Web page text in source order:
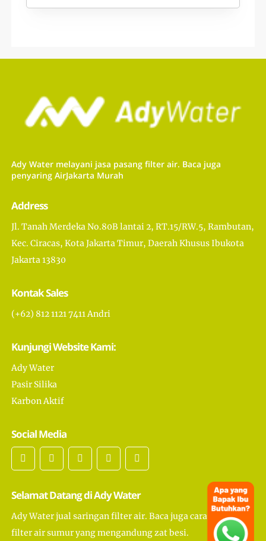
Ady Water melayani jasa pasang filter air. Baca juga
penyaring AirJakarta Murah
Address
Jl. Tanah Merdeka No.80B lantai 2, RT.15/RW.5, Rambutan,
Kec. Ciracas, Kota Jakarta Timur, Daerah Khusus Ibukota
Jakarta 13830
Kontak Sales
(+62) 812 1121 7411 Andri
Kunjungi Website Kami:
Ady Water
Pasir Silika
Karbon Aktif
Social Media
Selamat Datang di Ady Water
Ady Water jual saringan filter air. Baca juga cara membuat
filter air sumur yang mengandung zat besi.